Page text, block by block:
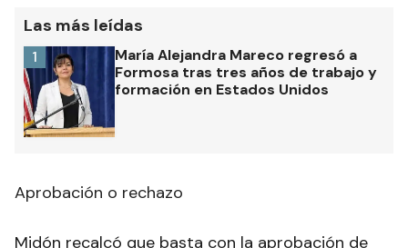
Las más leídas
María Alejandra Mareco regresó a
Formosa tras tres años de trabajo y
formación en Estados Unidos
1
Aprobación o rechazo
Midón recalcó que basta con la aprobación de